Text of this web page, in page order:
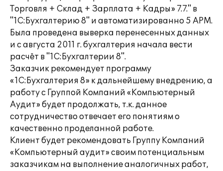
Торговля + Склад + Зарплата + Кадры» 7.7." в
"1С:Бухгалтерию 8" и автоматизированно 5 АРМ.
Была проведена выверка перенесенных данных
и с августа 2011 г. бухгалтерия начала вести
расчёт в "1С:Бухгалтерии 8".
Заказчик рекомендует программу
«1С:Бухгалтерия 8» к дальнейшему внедрению, а
работу с Группой Компаний «Компьютерный
Аудит» будет продолжать, т.к. данное
сотрудничество отвечает его понятиям о
качественно проделанной работе.
Клиент будет рекомендовать Группу Компаний
«Компьютерный аудит» своим потенциальным
заказчикам на выполнение аналогичных работ,